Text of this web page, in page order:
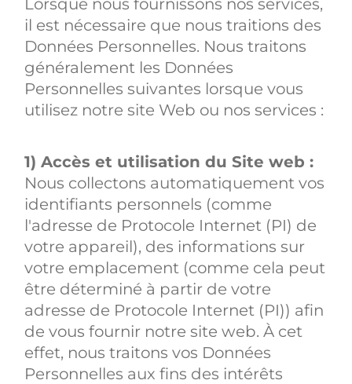
Lorsque nous fournissons nos services,
il est nécessaire que nous traitions des
Données Personnelles. Nous traitons
généralement les Données
Personnelles suivantes lorsque vous
utilisez notre site Web ou nos services :
1) Accès et utilisation du Site web :
Nous collectons automatiquement vos
identifiants personnels (comme
l'adresse de Protocole Internet (PI) de
votre appareil), des informations sur
votre emplacement (comme cela peut
être déterminé à partir de votre
adresse de Protocole Internet (PI)) afin
de vous fournir notre site web. À cet
effet, nous traitons vos Données
Personnelles aux fins des intérêts